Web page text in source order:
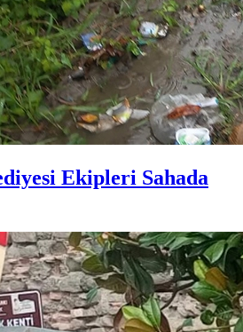
Ekipleri Sahada